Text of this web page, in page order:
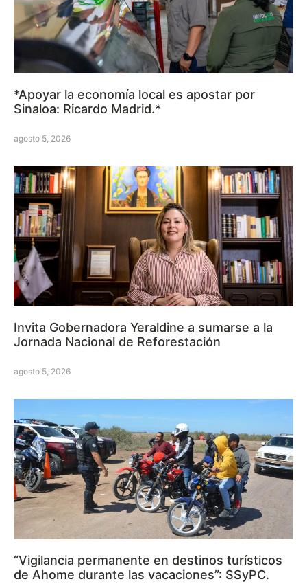
*Apoyar la economía local es apostar por
Sinaloa: Ricardo Madrid.*
agosto 5, 2026
Invita Gobernadora Yeraldine a sumarse a la
Jornada Nacional de Reforestación
agosto 5, 2026
“Vigilancia permanente en destinos turísticos
de Ahome durante las vacaciones”: SSyPC.